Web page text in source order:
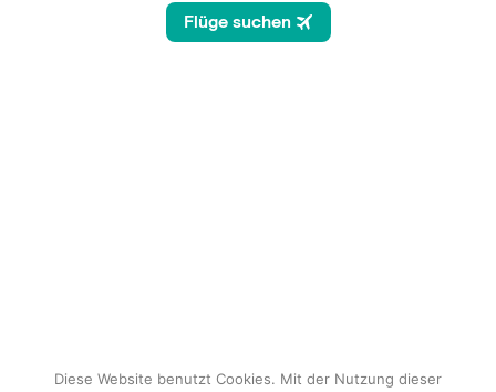
Diese Website benutzt Cookies. Mit der Nutzung dieser